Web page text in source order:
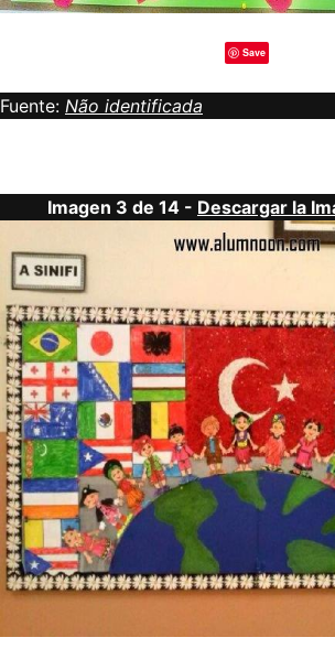
Save
Fuente: Não identificada
Imagen 3 de 14 - Descargar la